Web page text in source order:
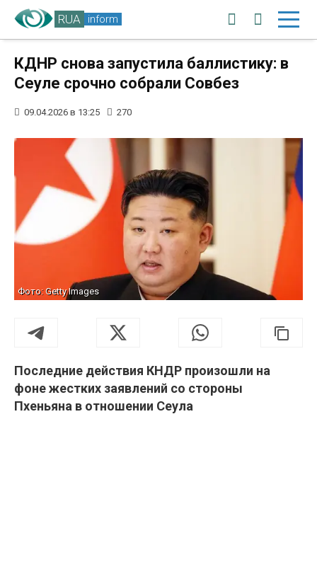
RUA inform
КДНР снова запустила баллистику: в
Сеуле срочно собрали Совбез
09.04.2026 в 13:25 270
Фото: Getty Images
Последние действия КНДР произошли на
фоне жестких заявлений со стороны
Пхеньяна в отношении Сеула